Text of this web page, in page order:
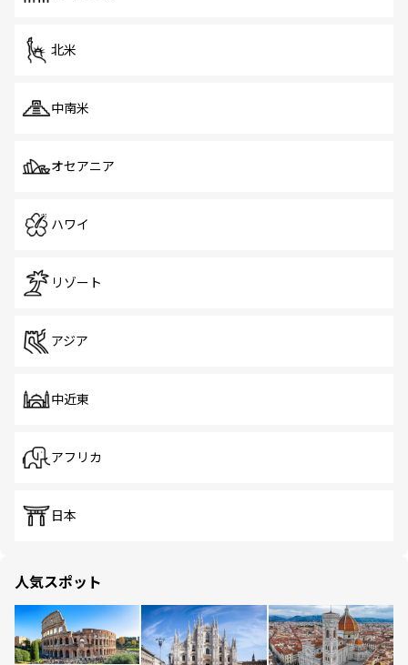
北米
中南米
オセアニア
ハワイ
リゾート
アジア
中近東
アフリカ
日本
人気スポット